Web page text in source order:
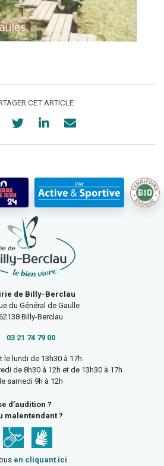
CET ARTICLE
de Billy-Berclau
du Général de Gaulle
Billy-Berclau
03 21 74 79 00
le lundi de 13h30 à 17h
de 8h30 à 12h et de 13h30 à 17h
le samedi 9h à 12h
d’audition ?
malentendant ?
en cliquant ici